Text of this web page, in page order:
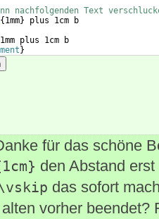
nachfolgenden Text
{ 1mm} plus 1cm b
1mm plus 1cm b
}
für das schöne
den Abstand
das sofort
vorher beendet?